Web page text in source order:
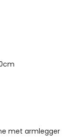
met armlegger